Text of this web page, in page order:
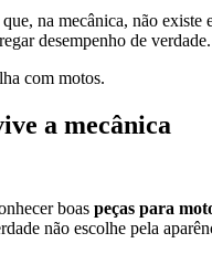
na mecânica, não existe
desempenho de verdade.
com motos.
a mecânica
boas peças para
não escolhe pela